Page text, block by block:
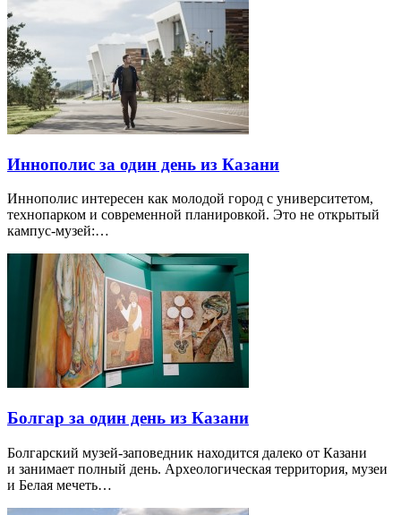
Иннополис за один день из Казани
Иннополис интересен как молодой город с университетом,
технопарком и современной планировкой. Это не открытый
кампус-музей:…
Болгар за один день из Казани
Болгарский музей-заповедник находится далеко от Казани
и занимает полный день. Археологическая территория, музеи
и Белая мечеть…